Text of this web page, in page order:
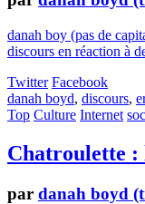
danah boy (pas de
discours en réaction à
Twitter Facebook
danah boyd, discours,
Top Culture Internet
Chatroulette :
par danah boyd